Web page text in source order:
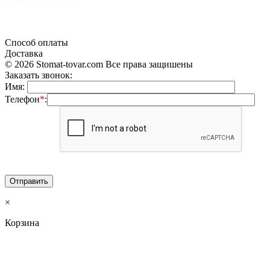
Способ оплаты
Доставка
© 2026 Stomat-tovar.com Все права защишены
Заказать звонок:
Имя:
Телефон*:
×
Корзина